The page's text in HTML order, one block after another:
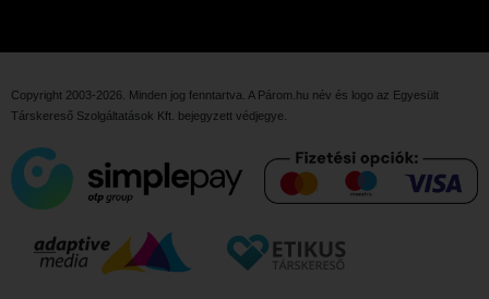
Copyright 2003-2026. Minden jog fenntartva. A Párom.hu név és logo az Egyesült
Társkereső Szolgáltatások Kft. bejegyzett védjegye.